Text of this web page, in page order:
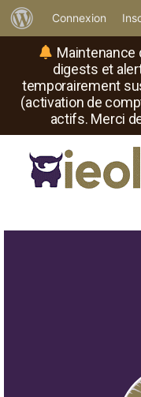
digests et
temporairement
(activation de
actifs. Merci
propos
de
WordPress
Connexion
où